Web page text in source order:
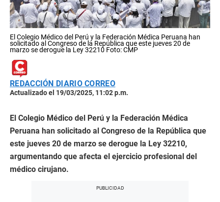
El Colegio Médico del Perú y la Federación Médica Peruana han
solicitado al Congreso de la República que este jueves 20 de
marzo se derogue la Ley 32210 Foto: CMP
REDACCIÓN DIARIO CORREO
Actualizado el 19/03/2025, 11:02 p.m.
El Colegio Médico del Perú y la Federación Médica
Peruana han solicitado al Congreso de la República que
este jueves 20 de marzo se derogue la Ley 32210,
argumentando que afecta el ejercicio profesional del
médico cirujano.